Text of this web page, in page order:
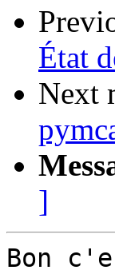
État
Next
]
Bon